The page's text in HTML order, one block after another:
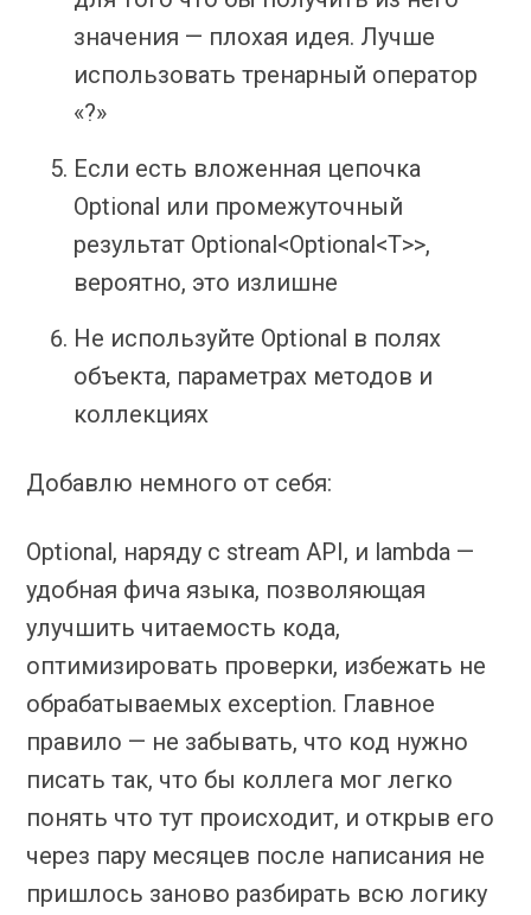
значения — плохая идея. Лучше
использовать тренарный оператор
«?»
Если есть вложенная цепочка
Optional или промежуточный
результат Optional<Optional<T>>,
вероятно, это излишне
Не используйте Optional в полях
объекта, параметрах методов и
коллекциях
Добавлю немного от себя:
Optional, наряду с stream API, и lambda —
удобная фича языка, позволяющая
улучшить читаемость кода,
оптимизировать проверки, избежать не
обрабатываемых exception. Главное
правило — не забывать, что код нужно
писать так, что бы коллега мог легко
понять что тут происходит, и открыв его
через пару месяцев после написания не
пришлось заново разбирать всю логику